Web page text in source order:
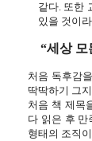
같다. 또한
있을 것이
“세상 모
처음 독후감
딱딱하기 그
처음 책 제목
다 읽은 후 만
형태의 조직